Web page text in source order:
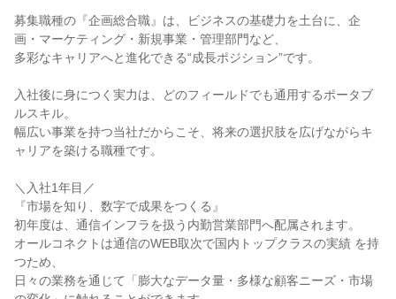
募集職種の『企画総合職』は、ビジネスの基礎力を土台に、企
画・マーケティング・新規事業・管理部門など、
多彩なキャリアへと進化できる“成長ポジション”です。
入社後に身につく実力は、どのフィールドでも通用するポータブ
ルスキル。
幅広い事業を持つ当社だからこそ、将来の選択肢を広げながらキ
ャリアを築ける職種です。
＼入社1年目／
『市場を知り、数字で成果をつくる』
初年度は、通信インフラを扱う内勤営業部門へ配属されます。
オールコネクトは通信のWEB取次で国内トップクラスの実績 を持
つため、
日々の業務を通じて「膨大なデータ量・多様な顧客ニーズ・市場